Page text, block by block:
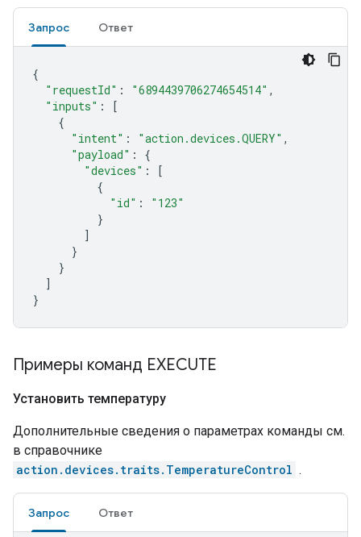
Запрос Ответ
{
"requestId" : "6894439706274654514" ,
"inputs" :
[
{
"intent" : "action.devices.QUERY" ,
"payload" :
{
"devices" :
[
{
"id" :
"123"
}
]
}
}
]
}
Примеры команд EXECUTE
Установить температуру
Дополнительные сведения о параметрах команды см.
в справочнике
action.devices.traits.TemperatureControl .
Запрос Ответ